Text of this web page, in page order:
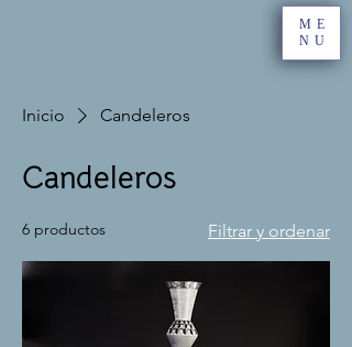
ME
NU
Inicio Candeleros
Candeleros
6 productos Filtrar y ordenar